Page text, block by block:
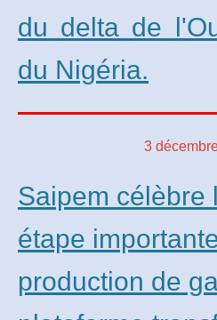
du delta de
du Nigéria.
3
Saipem célèbre
étape
production de